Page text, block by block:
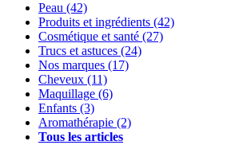
Peau (42)
Produits et ingrédients (42)
Cosmétique et santé (27)
Trucs et astuces (24)
Nos marques (17)
Cheveux (11)
Maquillage (6)
Enfants (3)
Aromathérapie (2)
Tous les articles